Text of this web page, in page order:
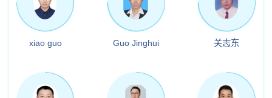
xiao guo Guo Jinghui 关志东